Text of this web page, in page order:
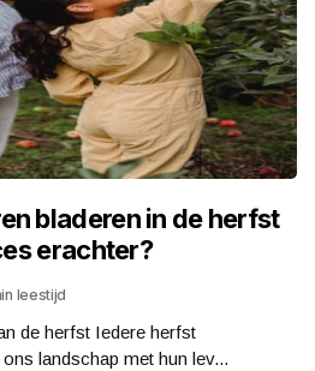
bladeren in de herfst
erachter?
leestijd
de herfst Iedere herfst
landschap met hun lev...